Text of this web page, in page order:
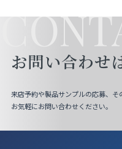
お問い合わせ
来店予約や製品サンプルの応募、そ
お気軽にお問い合わせください。